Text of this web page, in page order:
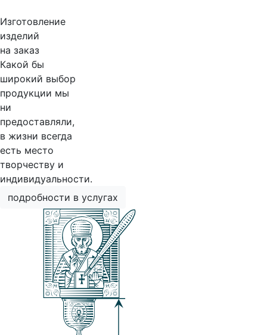
Изготовление
изделий
на заказ
Какой бы
широкий выбор
продукции мы
ни
предоставляли,
в жизни всегда
есть место
творчеству и
индивидуальности.
подробности в услугах